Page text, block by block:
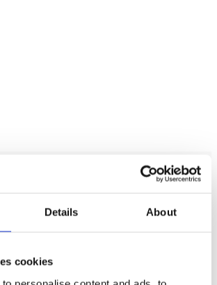
Details About
cookies
Processorer /